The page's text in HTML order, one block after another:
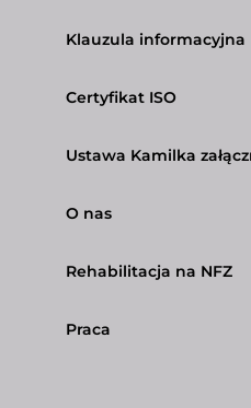
Klauzula informacyjna
Certyfikat ISO
Ustawa Kamilka
O nas
Rehabilitacja na NFZ
Praca